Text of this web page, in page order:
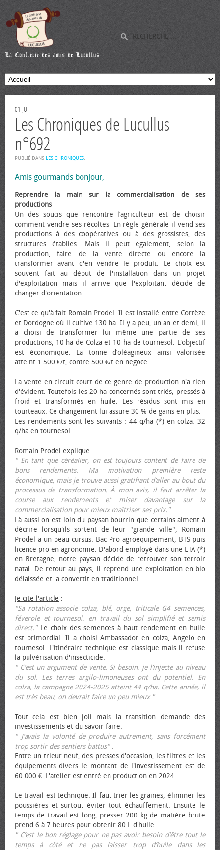
01 JUI
Les Chroniques de Lucullus
n°692
PUBLIÉ DANS LES CHRONIQUES.
Amis gourmands bonjour,
Reprendre la main sur la commercialisation de ses
productions
Un des soucis que rencontre l’agriculteur est de choisir
comment vendre ses récoltes. En règle générale il vend ses
productions à des coopératives ou à des grossistes, des
structures établies. Mais il peut également, selon la
production, faire de la vente directe ou encore la
transformer avant d'en vendre le produit. Le choix est
souvent fait au début de l'installation dans un projet
d'exploitation mais il arrive que l'exploitant décide de
changer d'orientation.
C'est ce qu'à fait Romain Prodel. Il est installé entre Corrèze
et Dordogne où il cultive 130 ha. Il y a peu, un an et demi, il
a choisi de transformer lui même une partie de ses
productions, 10 ha de Colza et 10 ha de tournesol. L'objectif
est économique. La tonne d’oléagineux ainsi valorisée
atteint 1 500 €/t, contre 500 €/t en négoce.
La vente en circuit court de ce genre de production n'a rien
d'évident. Toutefois les 20 ha concernés sont triés, pressés à
froid et transformés en huile. Les résidus sont mis en
tourteaux. Ce changement lui assure 30 % de gains en plus.
Les rendements sont les suivants : 44 q/ha (*) en colza, 32
q/ha en tournesol.
Romain Prodel explique :
" En tant que céréalier, on est toujours content de faire de
bons rendements. Ma motivation première reste
économique, mais je trouve aussi gratifiant d’aller au bout du
processus de transformation. À mon avis, il faut arrêter la
course aux rendements et miser davantage sur la
commercialisation pour mieux maîtriser ses prix."
Là aussi on est loin du paysan bourrin que certains aiment à
décrire lorsqu'ils sortent de leur "grande ville", Romain
Prodel a un beau cursus. Bac Pro agroéquipement, BTS puis
licence pro en agronomie. D'abord employé dans une ETA (*)
en Bretagne, notre paysan décide de retrouver son terroir
natal. De retour au pays, il reprend une exploitation en bio
délaissée et la convertit en traditionnel.
Je cite l'article :
"Sa rotation associe colza, blé, orge, triticale G4 semences,
féverole et tournesol, en travail du sol simplifié et semis
direct."Le choix des semences à haut rendement en huile
est primordial. Il a choisi Ambassador en colza, Angelo en
tournesol. L'itinéraire technique est classique mais il refuse
la pulvérisation d'insecticide.
" C’est un argument de vente. Si besoin, je l’injecte au niveau
du sol. Les terres argilo-limoneuses ont du potentiel. En
colza, la campagne 2024-2025 atteint 44 q/ha. Cette année, il
est très beau, on devrait faire un peu mieux ".
Tout cela est bien joli mais la transition demande des
investissements et du savoir faire.
" J’avais la volonté de produire autrement, sans forcément
trop sortir des sentiers battus".
Entre un trieur neuf, des presses d'occasion, les filtres et les
équipements divers le montant de l'investissement est de
60.000 €. L'atelier est entré en production en 2024.
Le travail est technique. Il faut trier les graines, éliminer les
poussières et surtout éviter tout échauffement. Ensuite le
temps de travail est long, presser 200 kg de matière brute
prend 6 à 7 heures pour obtenir 80 L d'huile.
" C’est le bon réglage pour ne pas avoir besoin d’être tout le
temps à côté et ne pas laisser trop d’huile dans les